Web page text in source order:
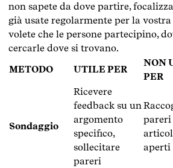
non sapete da dove partire,
già usate regolarmente per la
volete che le persone partecipino,
cercarle dove si trovano.
METODO
UTILE PER
NON
PER
Sondaggio
Ricevere
feedback su un
argomento
specifico,
sollecitare
pareri
pareri
aperti